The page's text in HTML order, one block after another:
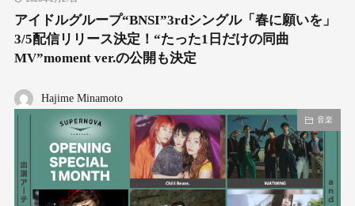
アイドルグループ“BNSI”3rdシングル「春に願いを」
3/5配信リリース決定！“たった1日だけの同曲
MV”moment ver.の公開も決定
Hajime Minamoto
音楽